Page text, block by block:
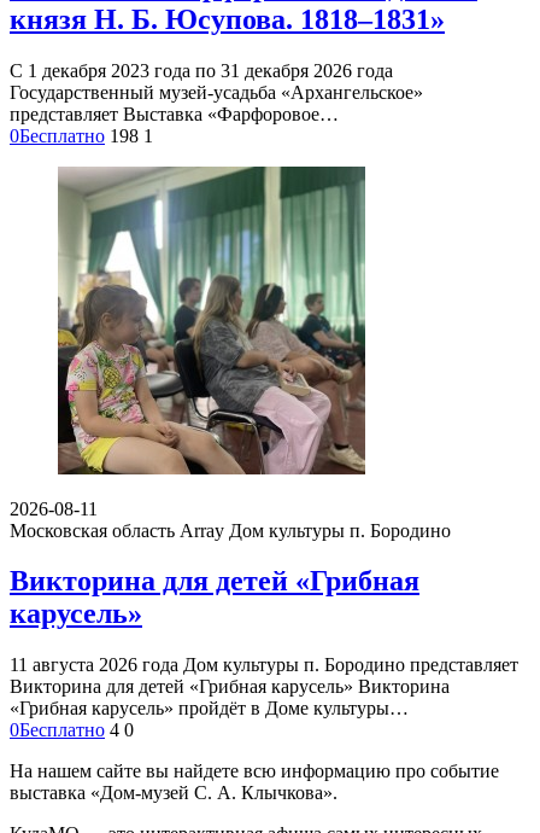
князя Н. Б. Юсупова. 1818‒1831»
С 1 декабря 2023 года по 31 декабря 2026 года
Государственный музей-усадьба «Архангельское»
представляет Выставка «Фарфоровое…
0Бесплатно 198 1
2026-08-11
Московская область Array Дом культуры п. Бородино
Викторина для детей «Грибная
карусель»
11 августа 2026 года Дом культуры п. Бородино представляет
Викторина для детей «Грибная карусель» Викторина
«Грибная карусель» пройдёт в Доме культуры…
0Бесплатно 4 0
На нашем сайте вы найдете всю информацию про событие
выставка «Дом-музей С. А. Клычкова».